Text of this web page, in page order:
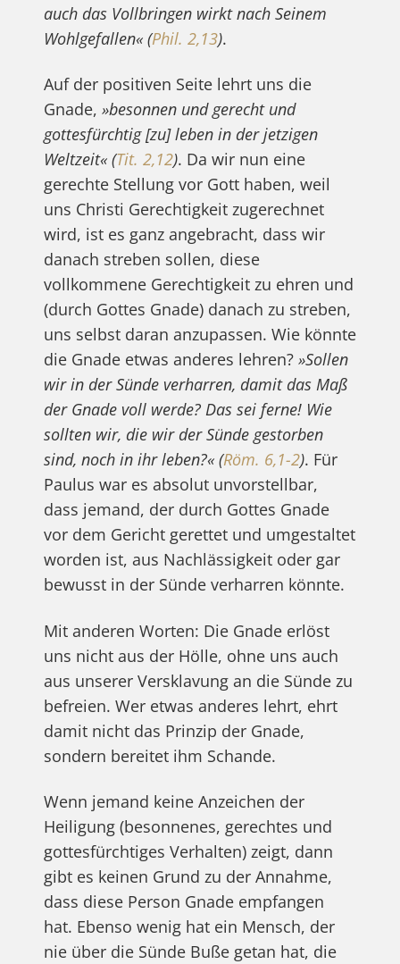
auch das Vollbringen wirkt nach Seinem
Wohlgefallen« (Phil. 2,13).
Auf der positiven Seite lehrt uns die
Gnade, »besonnen und gerecht und
gottesfürchtig [zu] leben in der jetzigen
Weltzeit« (Tit. 2,12). Da wir nun eine
gerechte Stellung vor Gott haben, weil
uns Christi Gerechtigkeit zugerechnet
wird, ist es ganz angebracht, dass wir
danach streben sollen, diese
vollkommene Gerechtigkeit zu ehren und
(durch Gottes Gnade) danach zu streben,
uns selbst daran anzupassen. Wie könnte
die Gnade etwas anderes lehren? »Sollen
wir in der Sünde verharren, damit das Maß
der Gnade voll werde? Das sei ferne! Wie
sollten wir, die wir der Sünde gestorben
sind, noch in ihr leben?« (Röm. 6,1-2). Für
Paulus war es absolut unvorstellbar,
dass jemand, der durch Gottes Gnade
vor dem Gericht gerettet und umgestaltet
worden ist, aus Nachlässigkeit oder gar
bewusst in der Sünde verharren könnte.
Mit anderen Worten: Die Gnade erlöst
uns nicht aus der Hölle, ohne uns auch
aus unserer Versklavung an die Sünde zu
befreien. Wer etwas anderes lehrt, ehrt
damit nicht das Prinzip der Gnade,
sondern bereitet ihm Schande.
Wenn jemand keine Anzeichen der
Heiligung (besonnenes, gerechtes und
gottesfürchtiges Verhalten) zeigt, dann
gibt es keinen Grund zu der Annahme,
dass diese Person Gnade empfangen
hat. Ebenso wenig hat ein Mensch, der
nie über die Sünde Buße getan hat, die